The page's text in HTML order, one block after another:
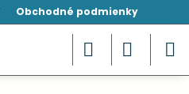
Obchodné podmienky